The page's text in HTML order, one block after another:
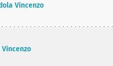
Vincenzo
Vincenzo